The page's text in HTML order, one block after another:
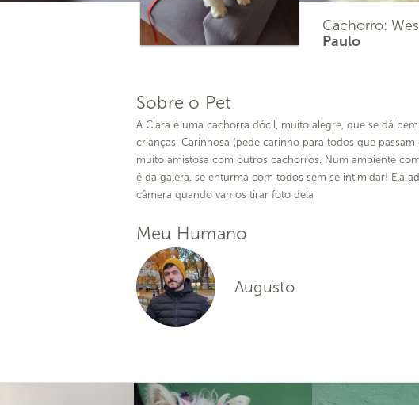
Cachorro:
Paulo
Sobre o Pet
A Clara é uma cachorra dócil, muito alegre, que se dá
crianças. Carinhosa (pede carinho para todos que
muito amistosa com outros cachorros. Num ambiente
é da galera, se enturma com todos sem se intimidar! Ela
câmera quando vamos tirar foto dela
Meu Humano
Augusto